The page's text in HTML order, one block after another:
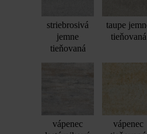
striebrosivá
jemne
tieňovaná
taupe
tieňovaná
vápenec
vápenec